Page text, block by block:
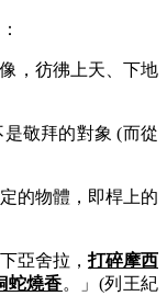
，彷彿上天、下地
敬拜的對象 (而從
的物體，即桿上的
亞舍拉，打碎摩西
蛇燒香。」(列王紀